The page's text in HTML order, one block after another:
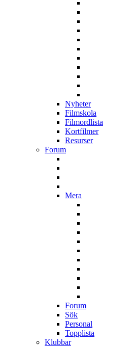
Nyheter
Filmskola
Filmordlista
Kortfilmer
Resurser
Forum
Mera
Forum
Sök
Personal
Topplista
Klubbar